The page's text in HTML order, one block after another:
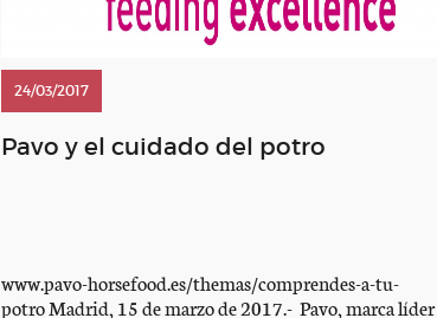
24/03/2017
Pavo y el cuidado del potro
www.pavo-horsefood.es/themas/comprendes-a-tu-
potro Madrid, 15 de marzo de 2017.- Pavo, marca líder